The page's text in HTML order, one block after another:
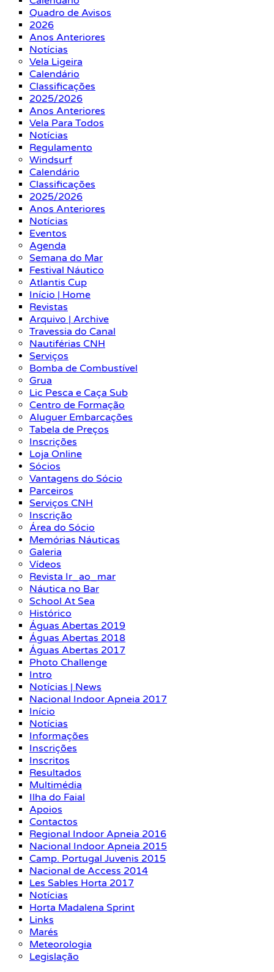
Quadro de Avisos
2026
Anos Anteriores
Notícias
Vela Ligeira
Calendário
Classificações
2025/2026
Anos Anteriores
Vela Para Todos
Notícias
Regulamento
Windsurf
Calendário
Classificações
2025/2026
Anos Anteriores
Notícias
Eventos
Agenda
Semana do Mar
Festival Náutico
Atlantis Cup
Início | Home
Revistas
Arquivo | Archive
Travessia do Canal
Nautiférias CNH
Serviços
Bomba de Combustível
Grua
Lic Pesca e Caça Sub
Centro de Formação
Aluguer Embarcações
Tabela de Preços
Inscrições
Loja Online
Sócios
Vantagens do Sócio
Parceiros
Serviços CNH
Inscrição
Área do Sócio
Memórias Náuticas
Galeria
Vídeos
Revista Ir_ao_mar
Náutica no Bar
School At Sea
Histórico
Águas Abertas 2019
Águas Abertas 2018
Águas Abertas 2017
Photo Challenge
Intro
Notícias | News
Nacional Indoor Apneia 2017
Início
Notícias
Informações
Inscrições
Inscritos
Resultados
Multimédia
Ilha do Faial
Apoios
Contactos
Regional Indoor Apneia 2016
Nacional Indoor Apneia 2015
Camp. Portugal Juvenis 2015
Nacional de Access 2014
Les Sables Horta 2017
Notícias
Horta Madalena Sprint
Links
Marés
Meteorologia
Legislação